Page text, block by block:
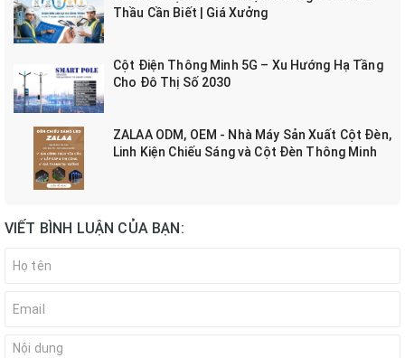
Thầu Cần Biết | Giá Xưởng
Cột Điện Thông Minh 5G – Xu Hướng Hạ Tầng
Cho Đô Thị Số 2030
ZALAA ODM, OEM - Nhà Máy Sản Xuất Cột Đèn,
Linh Kiện Chiếu Sáng và Cột Đèn Thông Minh
VIẾT BÌNH LUẬN CỦA BẠN: